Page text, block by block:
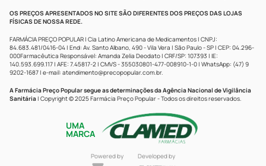
OS PREÇOS APRESENTADOS NO SITE SÃO DIFERENTES DOS PREÇOS DAS LOJAS
FÍSICAS DE NOSSA REDE.
FARMÁCIA PREÇO POPULAR | Cia Latino Americana de Medicamentos | CNPJ:
84.683.481/0416-04 | End: Av. Santo Albano, 490 - Vila Vera | São Paulo - SP | CEP: 04.296-
000Farmacêutica Responsável: Amanda Zelia Deodato | CRF/SP: 107393 | IE:
140.593.699.117 | AFE: 7.45817-2 | CMVS - 355030801-477-008910-1-0 | WhatsApp: (47) 9
9202-1687 | e-mail: atendimento@precopopular.com.br.
A Farmácia Preço Popular segue as determinações da Agência Nacional de Vigilância
Sanitária | Copyright © 2025 Farmácia Preço Popular - Todos os direitos reservados.
UMA
MARCA
Powered by Developed by